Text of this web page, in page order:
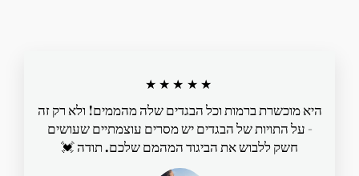
★★★★★
היא מוכשרת ברמות וכל הבגדים שלה מהממים! ולא רק זה
- על התויות של הבגדים יש מסרים עוצמתיים שעושים
חשק ללבוש את הביגוד המהמם שלכם. תודה 💓